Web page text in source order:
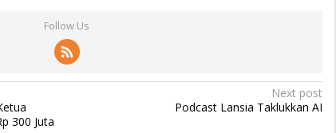
Follow Us
300 Juta
Next post
Podcast Lansia Taklukkan AI